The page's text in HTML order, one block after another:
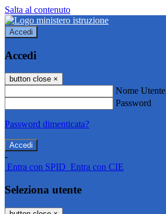
Salta al contenuto
Accedi
Accedi
button close ×
Nome Utente
Password
Password dimenticata?
-
Entra con SPID Entra con CIE
Seleziona utente